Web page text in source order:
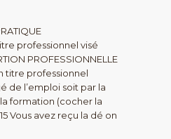
professionnel visé
PROFESSIONNELLE
titre professionnel
de l’emploi soit par la
formation (cocher la
Vous avez reçu la dé on